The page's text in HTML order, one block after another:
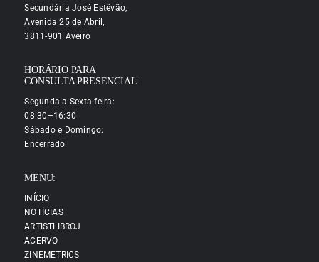
Secundária José Estêvão,
Avenida 25 de Abril,
3811-901 Aveiro
HORÁRIO PARA
CONSULTA PRESENCIAL:
Segunda a Sexta-feira:
08:30–16:30
Sábado e Domingo:
Encerrado
MENU:
INÍCIO
NOTÍCIAS
ARTISTLIBROJ
ACERVO
ZINEMETRICS